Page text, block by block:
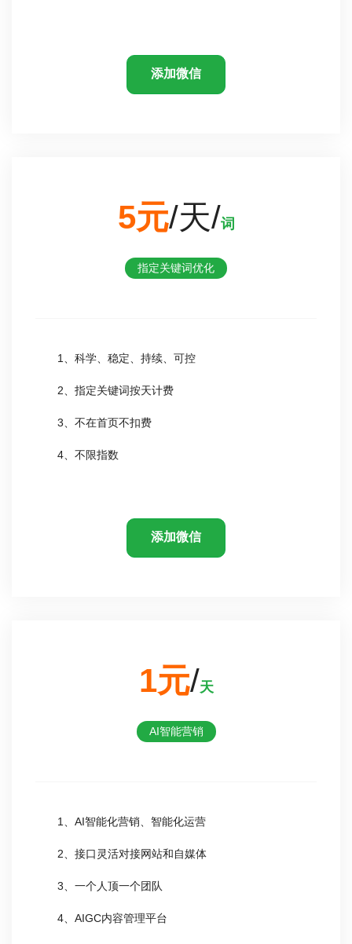
添加微信
5元/天/词
指定关键词优化
1、科学、稳定、持续、可控
2、指定关键词按天计费
3、不在首页不扣费
4、不限指数
添加微信
1元/天
AI智能营销
1、AI智能化营销、智能化运营
2、接口灵活对接网站和自媒体
3、一个人顶一个团队
4、AIGC内容管理平台